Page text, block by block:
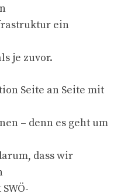
ein
je zuvor.
Seite an Seite mit
– denn es geht um
dass wir